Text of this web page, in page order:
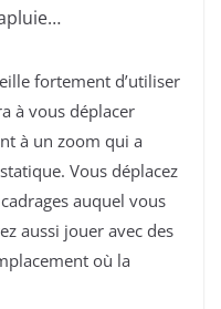
fortement d’utiliser
à vous déplacer
à un zoom qui a
Vous déplacez
auquel vous
aussi jouer avec des
où la